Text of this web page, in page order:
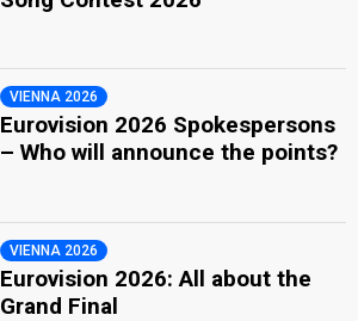
VIENNA 2026
Eurovision 2026 Spokespersons
– Who will announce the points?
VIENNA 2026
Eurovision 2026: All about the
Grand Final